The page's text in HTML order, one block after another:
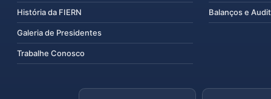
História da FIERN
Galeria de Presidentes
Trabalhe Conosco
Balanços e